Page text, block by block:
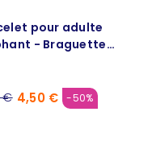
pour adulte
- Braguette
€ 4,50 € -50%